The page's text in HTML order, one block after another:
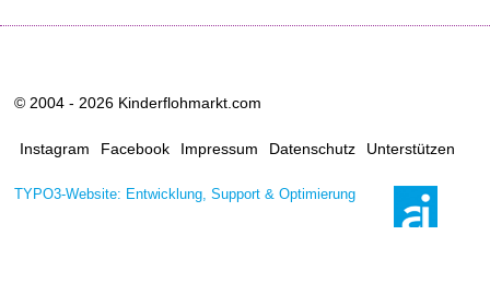
© 2004 - 2026 Kinderflohmarkt.com
Instagram Facebook Impressum Datenschutz Unterstützen
TYPO3-Website: Entwicklung, Support & Optimierung